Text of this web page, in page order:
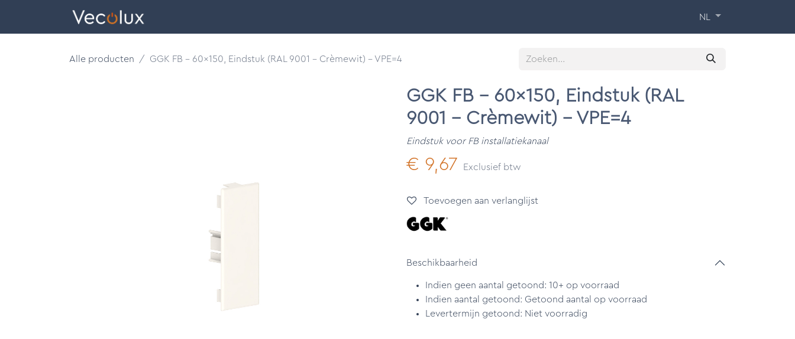
NL
Alle producten GGK FB - 60x150, Eindstuk (RAL 9001 - Crèmewit) - VPE=4
GGK FB - 60x150, Eindstuk (RAL
9001 - Crèmewit) - VPE=4
Eindstuk voor FB installatiekanaal
€ 9,67 Exclusief btw
Toevoegen aan verlanglijst
Beschikbaarheid
Indien geen aantal getoond: 10+ op voorraad
Indien aantal getoond: Getoond aantal op voorraad
Levertermijn getoond: Niet voorradig